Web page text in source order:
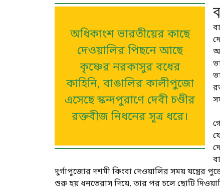
অধিকাংশ ভারতীয়ের কাছে
দেওয়ালির পিছনে আছে
কৃষ্ণের নরকাসুর বধের
কাহিনি, বাঙালির কালীপুজো
এসেছে স্কন্দপুরাণে দেবী চণ্ডীর
রক্তবীজ নিধনের সূত্র ধরে।
দুর্গাপুজোর দশমী কিংবা দেওয়ালির সময় যন্ত্রের
শুরু হয় ধনতেরাস দিয়ে, তার পর চলে ছোটি